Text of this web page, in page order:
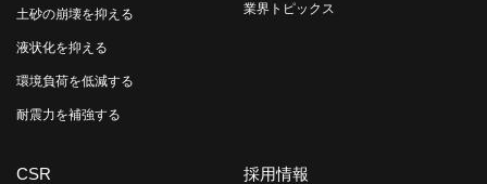
土砂の崩壊を抑える
液状化を抑える
環境負荷を低減する
耐震力を補強する
業界トピックス
CSR 採用情報